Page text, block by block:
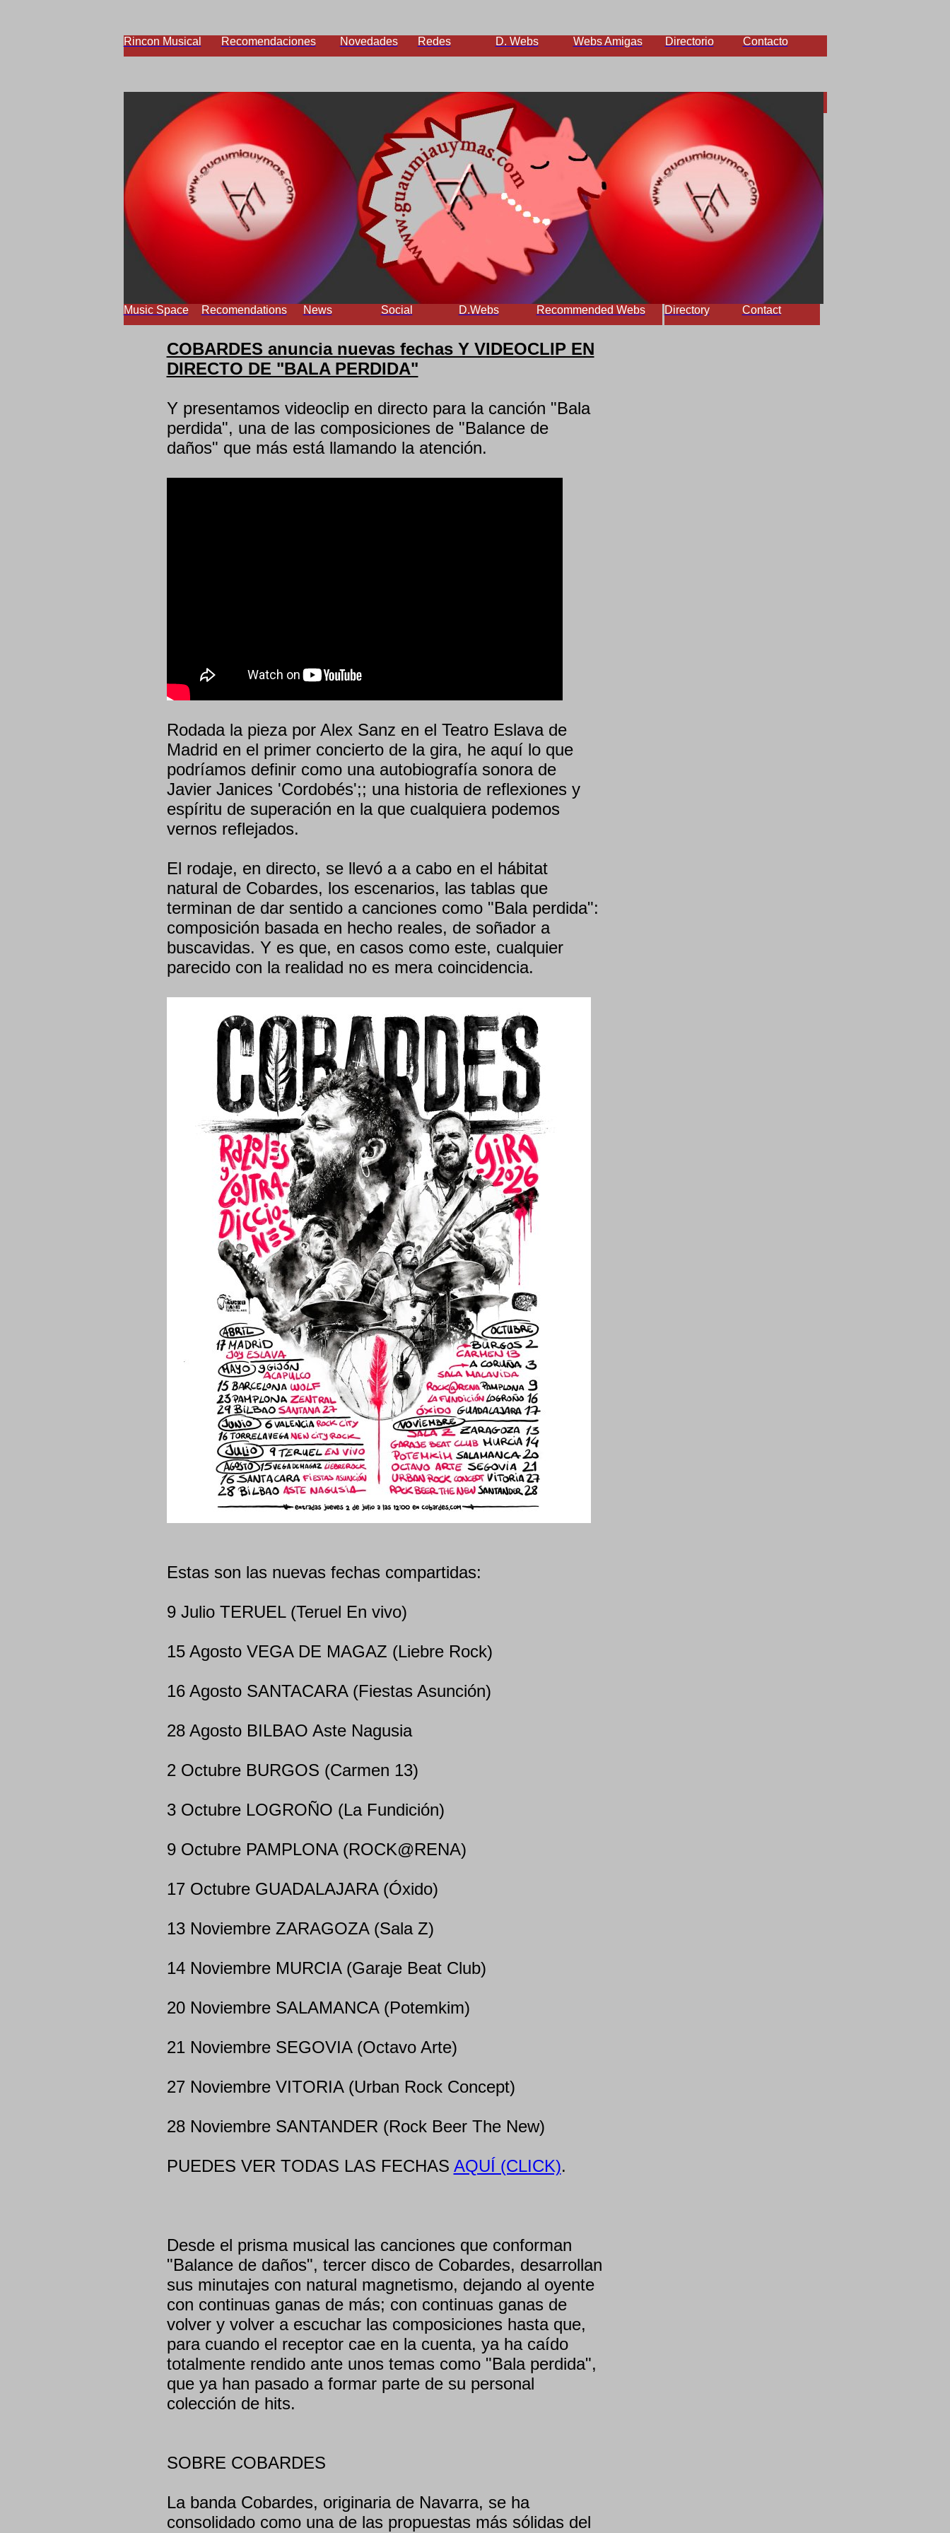
Rincon Musical Recomendaciones Novedades Redes D. Webs Webs Amigas Directorio Contacto
Music Space Recomendations News Social D.Webs Recommended Webs Directory Contact
COBARDES anuncia nuevas fechas Y VIDEOCLIP EN
DIRECTO DE "BALA PERDIDA"
Y presentamos videoclip en directo para la canción "Bala
perdida", una de las composiciones de "Balance de
daños" que más está llamando la atención.
Rodada la pieza por Alex Sanz en el Teatro Eslava de
Madrid en el primer concierto de la gira, he aquí lo que
podríamos definir como una autobiografía sonora de
Javier Janices 'Cordobés';; una historia de reflexiones y
espíritu de superación en la que cualquiera podemos
vernos reflejados.
El rodaje, en directo, se llevó a a cabo en el hábitat
natural de Cobardes, los escenarios, las tablas que
terminan de dar sentido a canciones como "Bala perdida":
composición basada en hecho reales, de soñador a
buscavidas. Y es que, en casos como este, cualquier
parecido con la realidad no es mera coincidencia.
Estas son las nuevas fechas compartidas:
9 Julio TERUEL (Teruel En vivo)
15 Agosto VEGA DE MAGAZ (Liebre Rock)
16 Agosto SANTACARA (Fiestas Asunción)
28 Agosto BILBAO Aste Nagusia
2 Octubre BURGOS (Carmen 13)
3 Octubre LOGROÑO (La Fundición)
9 Octubre PAMPLONA (ROCK@RENA)
17 Octubre GUADALAJARA (Óxido)
13 Noviembre ZARAGOZA (Sala Z)
14 Noviembre MURCIA (Garaje Beat Club)
20 Noviembre SALAMANCA (Potemkim)
21 Noviembre SEGOVIA (Octavo Arte)
27 Noviembre VITORIA (Urban Rock Concept)
28 Noviembre SANTANDER (Rock Beer The New)
PUEDES VER TODAS LAS FECHAS AQUÍ (CLICK).
Desde el prisma musical las canciones que conforman
"Balance de daños", tercer disco de Cobardes, desarrollan
sus minutajes con natural magnetismo, dejando al oyente
con continuas ganas de más; con continuas ganas de
volver y volver a escuchar las composiciones hasta que,
para cuando el receptor cae en la cuenta, ya ha caído
totalmente rendido ante unos temas como "Bala perdida",
que ya han pasado a formar parte de su personal
colección de hits.
SOBRE COBARDES
La banda Cobardes, originaria de Navarra, se ha
consolidado como una de las propuestas más sólidas del